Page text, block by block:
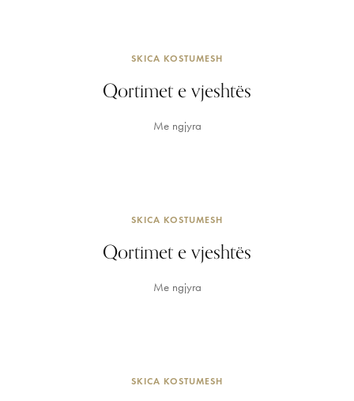
SKICA KOSTUMESH
Qortimet e vjeshtës
Me ngjyra
SKICA KOSTUMESH
Qortimet e vjeshtës
Me ngjyra
SKICA KOSTUMESH